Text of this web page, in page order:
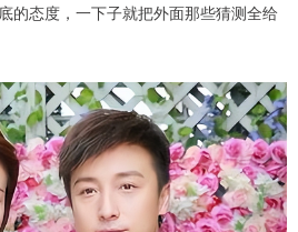
的态度，一下子就把外面那些猜测全给